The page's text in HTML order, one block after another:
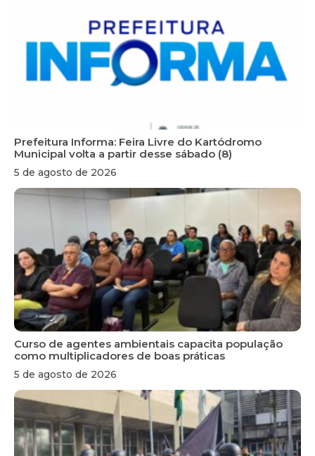
Prefeitura Informa: Feira Livre do Kartódromo
Municipal volta a partir desse sábado (8)
5 de agosto de 2026
Curso de agentes ambientais capacita população
como multiplicadores de boas práticas
5 de agosto de 2026